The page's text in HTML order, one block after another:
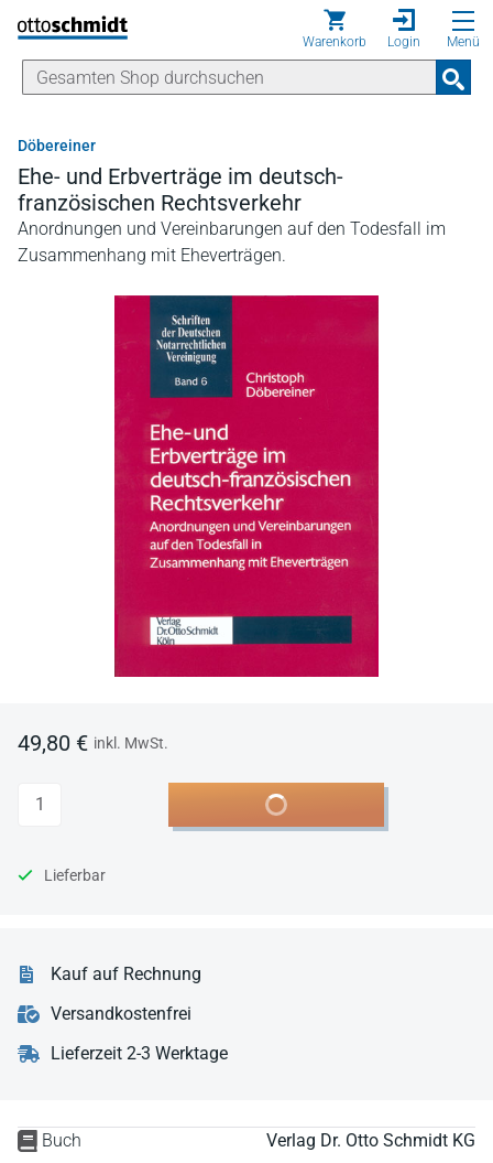
Direkt zum Inhalt
Warenkorb Login Menü
Döbereiner
Ehe- und Erbverträge im deutsch-
französischen Rechtsverkehr
Anordnungen und Vereinbarungen auf den Todesfall im
Zusammenhang mit Eheverträgen.
Buch Verlag Dr. Otto Schmidt KG
49,80 € inkl. MwSt.
Anzahl In den Warenkorb
Lieferbar
Kauf auf Rechnung
Versandkostenfrei
Lieferzeit 2-3 Werktage